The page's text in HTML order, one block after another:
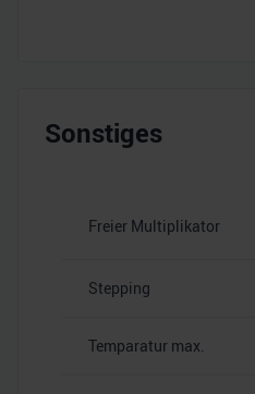
Sonstiges
Freier Multiplikator
Stepping
Temparatur max.